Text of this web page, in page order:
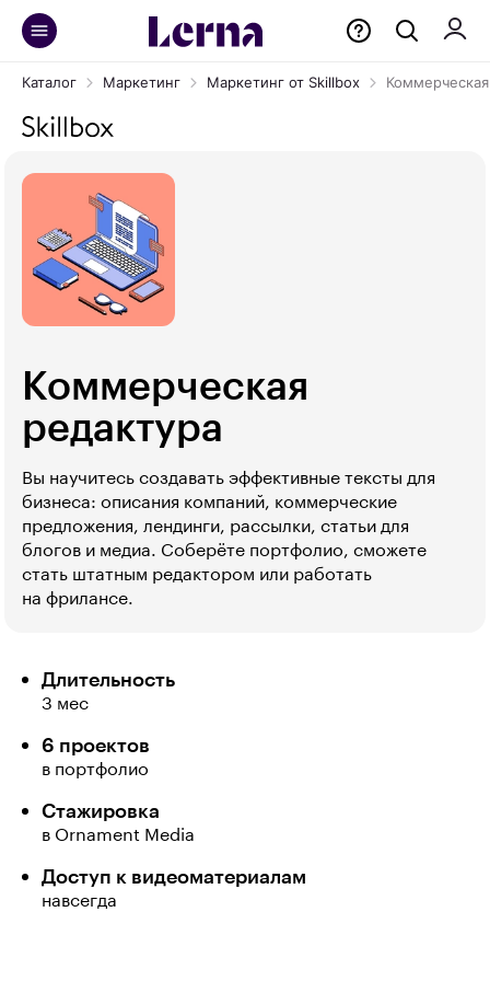
Каталог Маркетинг Маркетинг от Skillbox
Коммерческая
редактура
Вы научитесь создавать эффективные тексты для
бизнеса: описания компаний, коммерческие
предложения, лендинги, рассылки, статьи для
блогов и медиа. Соберёте портфолио, сможете
стать штатным редактором или работать
на фрилансе.
Длительность
3 мес
6 проектов
в портфолио
Стажировка
в Ornament Media
Доступ к видеоматериалам
навсегда